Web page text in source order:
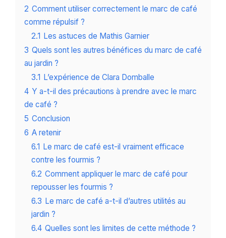
2 Comment utiliser correctement le marc de café
comme répulsif ?
2.1 Les astuces de Mathis Garnier
3 Quels sont les autres bénéfices du marc de café
au jardin ?
3.1 L’expérience de Clara Domballe
4 Y a-t-il des précautions à prendre avec le marc
de café ?
5 Conclusion
6 A retenir
6.1 Le marc de café est-il vraiment efficace
contre les fourmis ?
6.2 Comment appliquer le marc de café pour
repousser les fourmis ?
6.3 Le marc de café a-t-il d’autres utilités au
jardin ?
6.4 Quelles sont les limites de cette méthode ?